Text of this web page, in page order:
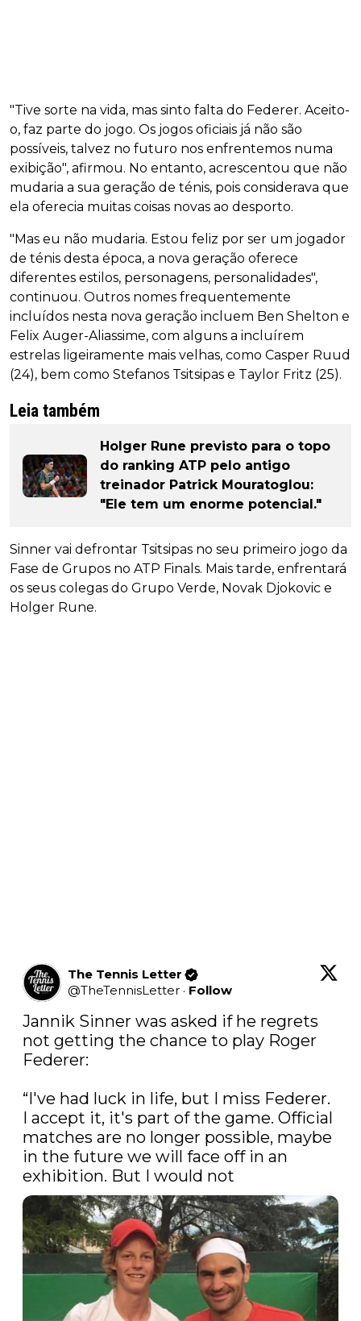
"Tive sorte na vida, mas sinto falta do Federer. Aceito-
o, faz parte do jogo. Os jogos oficiais já não são
possíveis, talvez no futuro nos enfrentemos numa
exibição", afirmou. No entanto, acrescentou que não
mudaria a sua geração de ténis, pois considerava que
ela oferecia muitas coisas novas ao desporto.
"Mas eu não mudaria. Estou feliz por ser um jogador
de ténis desta época, a nova geração oferece
diferentes estilos, personagens, personalidades",
continuou. Outros nomes frequentemente
incluídos nesta nova geração incluem Ben Shelton e
Felix Auger-Aliassime, com alguns a incluírem
estrelas ligeiramente mais velhas, como Casper Ruud
(24), bem como Stefanos Tsitsipas e Taylor Fritz (25).
Leia também
Holger Rune previsto para o topo
do ranking ATP pelo antigo
treinador Patrick Mouratoglou:
"Ele tem um enorme potencial."
Sinner vai defrontar Tsitsipas no seu primeiro jogo da
Fase de Grupos no ATP Finals. Mais tarde, enfrentará
os seus colegas do Grupo Verde, Novak Djokovic e
Holger Rune.
The Tennis Letter
@TheTennisLetter · Follow
Jannik Sinner was asked if he regrets
not getting the chance to play Roger
Federer:
“I've had luck in life, but I miss Federer.
I accept it, it's part of the game. Official
matches are no longer possible, maybe
in the future we will face off in an
exhibition. But I would not